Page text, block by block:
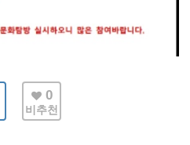
0
비추천